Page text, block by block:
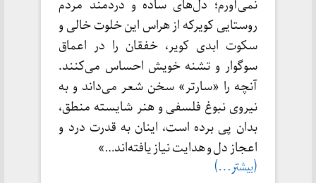
نمی‌آورم؛ دل‌های ساده و دردمند مردم
روستایی کویرکه از هراس این خلوت خالی و
سکوت ابدی کویر، خفقان را در اعماق
سوگوار و تشنه خویش احساس می‌کنند.
آنچه را «سارتر» سخن شعر می‌داند و به
نیروی نبوغ فلسفی و هنر شایسته منطق،
بدان پی برده است، اینان به قدرت درد و
اعجاز دل و هدایت نیاز یافته‌اند…»
(بیشتر…)